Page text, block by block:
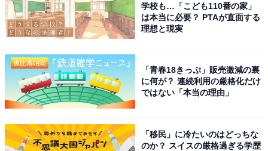
のポニョ』、『メアリと魔女の花』の声優や、洋画の吹
き替えなども担当。舞台でも大活躍し、パワフルな
回答者からは、「元宝塚だったこともあるのか、低い声
から高い声まで力強く美しい」（20代女性／北海道）、
「低めの声が印象的で、安心感と知性を感じる」（60代
女性／愛知県）、「舞台仕込みの発声とリズム感が有る
声が魅力的だから」（50代男性／広島県）などの意見が
学校も…「こども110番の家」
は本当に必要？ PTAが直面する
理想と現実
「青春18きっぷ」販売激減の裏
に何が？ 連続利用の厳格化だけ
ではない「本当の理由」
「移民」に冷たいのはどっちな
のか？ スイスの厳格過ぎる学歴